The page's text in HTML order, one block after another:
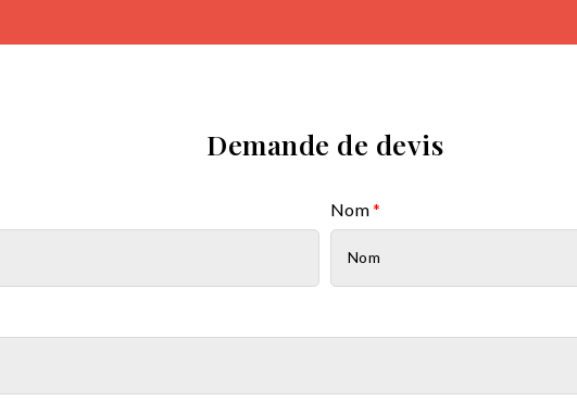
Partager
Demande de devis
Nom*